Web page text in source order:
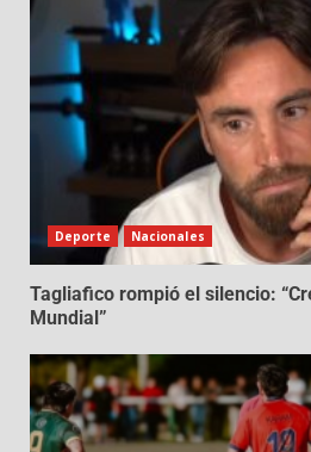
Deporte Nacionales
Tagliafico rompió el silencio:
Mundial”